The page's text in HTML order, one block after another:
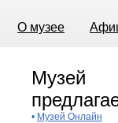
О музее
Музей
• Музей Онлайн